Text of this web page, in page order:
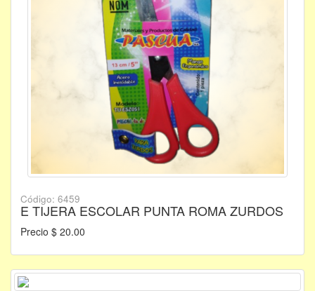
Código: 6459
E TIJERA ESCOLAR PUNTA ROMA ZURDOS
Precio $ 20.00